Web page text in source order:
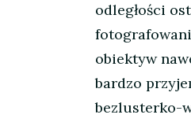
odległości
obiektyw
bardzo
bezlusterko-